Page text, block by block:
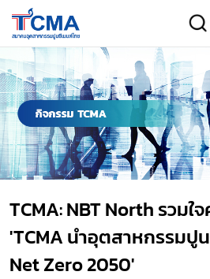
TCMA: NBT North รวมใ
'TCMA นำอุตสาหกรรมปู
Net Zero 2050'